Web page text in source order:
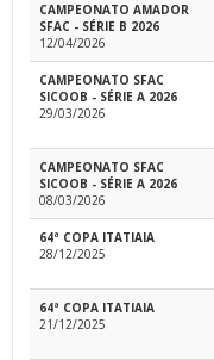
CAMPEONATO AMADOR
SFAC - SÉRIE B 2026
12/04/2026
CAMPEONATO SFAC
SICOOB - SÉRIE A 2026
29/03/2026
CAMPEONATO SFAC
SICOOB - SÉRIE A 2026
08/03/2026
64ª COPA ITATIAIA
28/12/2025
64ª COPA ITATIAIA
21/12/2025